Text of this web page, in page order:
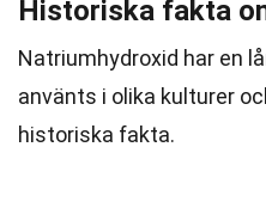
Historiska fakta
Natriumhydroxid har en
använts i olika kulturer
historiska fakta.